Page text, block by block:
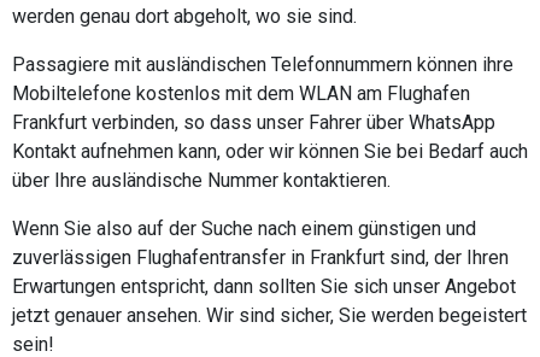
werden genau dort abgeholt, wo sie sind.
Passagiere mit ausländischen Telefonnummern können ihre
Mobiltelefone kostenlos mit dem WLAN am Flughafen
Frankfurt verbinden, so dass unser Fahrer über WhatsApp
Kontakt aufnehmen kann, oder wir können Sie bei Bedarf auch
über Ihre ausländische Nummer kontaktieren.
Wenn Sie also auf der Suche nach einem günstigen und
zuverlässigen Flughafentransfer in Frankfurt sind, der Ihren
Erwartungen entspricht, dann sollten Sie sich unser Angebot
jetzt genauer ansehen. Wir sind sicher, Sie werden begeistert
sein!